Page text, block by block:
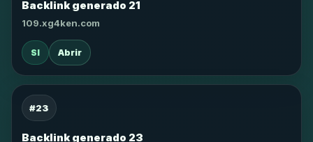
Backlink generado 21
109.xg4ken.com
SI Abrir
#23
Backlink generado 23